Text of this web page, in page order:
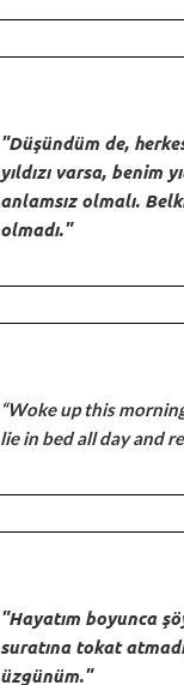
"Düşündüm de,
yıldızı varsa, benim
anlamsız olmalı.
olmadı."
“Woke up this
lie in bed all day and
"Hayatım boyunca
suratına tokat
üzgünüm."